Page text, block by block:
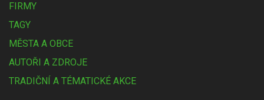
FIRMY
TAGY
MĚSTA A OBCE
AUTOŘI A ZDROJE
TRADIČNÍ A TÉMATICKÉ AKCE